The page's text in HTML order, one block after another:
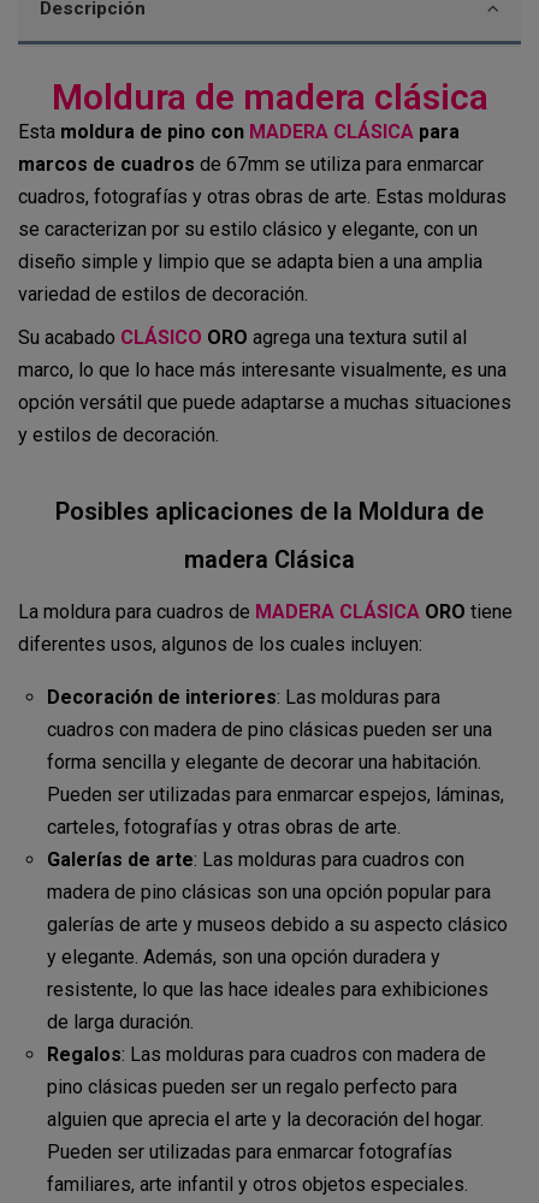
Descripción
Moldura de madera clásica
Esta moldura de pino con MADERA CLÁSICA para
marcos de cuadros de 67mm se utiliza para enmarcar
cuadros, fotografías y otras obras de arte. Estas molduras
se caracterizan por su estilo clásico y elegante, con un
diseño simple y limpio que se adapta bien a una amplia
variedad de estilos de decoración.
Su acabado CLÁSICO ORO agrega una textura sutil al
marco, lo que lo hace más interesante visualmente, es una
opción versátil que puede adaptarse a muchas situaciones
y estilos de decoración.
Posibles aplicaciones de la Moldura de
madera Clásica
La moldura para cuadros de MADERA CLÁSICA ORO tiene
diferentes usos, algunos de los cuales incluyen:
Decoración de interiores: Las molduras para
cuadros con madera de pino clásicas pueden ser una
forma sencilla y elegante de decorar una habitación.
Pueden ser utilizadas para enmarcar espejos, láminas,
carteles, fotografías y otras obras de arte.
Galerías de arte: Las molduras para cuadros con
madera de pino clásicas son una opción popular para
galerías de arte y museos debido a su aspecto clásico
y elegante. Además, son una opción duradera y
resistente, lo que las hace ideales para exhibiciones
de larga duración.
Regalos: Las molduras para cuadros con madera de
pino clásicas pueden ser un regalo perfecto para
alguien que aprecia el arte y la decoración del hogar.
Pueden ser utilizadas para enmarcar fotografías
familiares, arte infantil y otros objetos especiales.